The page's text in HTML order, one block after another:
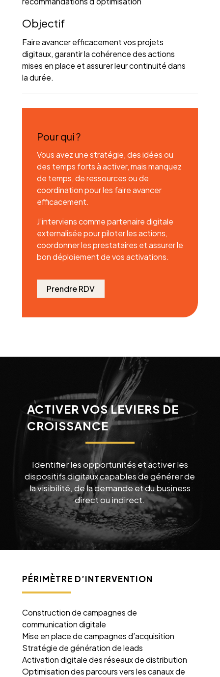
Objectif
Faire avancer efficacement vos projets
digitaux, garantir la cohérence des actions
mises en place et assurer leur continuité dans
la durée.
Pour qui ?
Vous avez une stratégie, des idées ou
des temps forts à activer, mais manquez
de temps, de ressources ou de
coordination pour les faire avancer
efficacement.
J’interviens comme partenaire digitale
externalisée pour piloter les actions,
coordonner les prestataires et assurer le
bon déploiement de vos activations.
Prendre RDV
ACTIVER VOS LEVIERS DE
CROISSANCE
Identifier les opportunités et activer les
dispositifs digitaux capables de générer de
la visibilité, de la demande et du business
direct ou indirect.
PÉRIMÈTRE D’INTERVENTION
Construction de campagnes de
communication digitale
Mise en place de campagnes d’acquisition
Stratégie de génération de leads
Activation digitale des réseaux de distribution
Optimisation des parcours vers les canaux de